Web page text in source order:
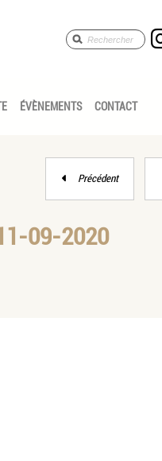
ÉVÈNEMENTS CONTACT
Précédent
11-09-2020